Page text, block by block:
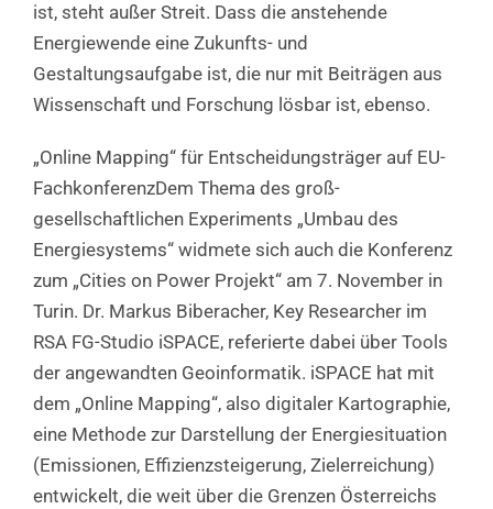
ist, steht außer Streit. Dass die anstehende
Energiewende eine Zukunfts- und
Gestaltungsaufgabe ist, die nur mit Beiträgen aus
Wissenschaft und Forschung lösbar ist, ebenso.
„Online Mapping“ für Entscheidungsträger auf EU-
FachkonferenzDem Thema des groß-
gesellschaftlichen Experiments „Umbau des
Energiesystems“ widmete sich auch die Konferenz
zum „Cities on Power Projekt“ am 7. November in
Turin. Dr. Markus Biberacher, Key Researcher im
RSA FG-Studio iSPACE, referierte dabei über Tools
der angewandten Geoinformatik. iSPACE hat mit
dem „Online Mapping“, also digitaler Kartographie,
eine Methode zur Darstellung der Energiesituation
(Emissionen, Effizienzsteigerung, Zielerreichung)
entwickelt, die weit über die Grenzen Österreichs